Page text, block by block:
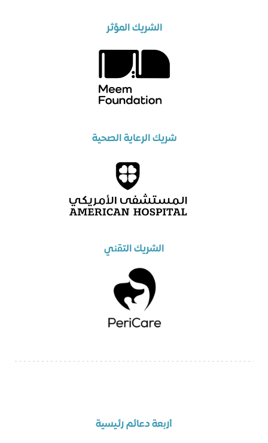
الشريك المؤثر
شريك الرعاية الصحية
الشريك التقني
أربعة دعائم رئيسية